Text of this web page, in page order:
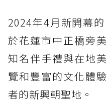
2024年4月新開幕
於花蓮市中正橋旁
知名伴手禮與在地
覽和豐富的文化體
者的新興朝聖地。